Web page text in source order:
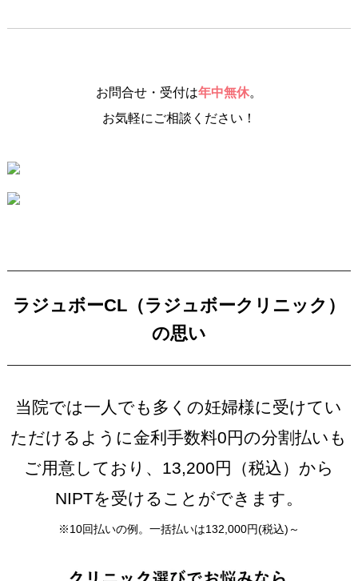
お問合せ・受付は年中無休。
お気軽にご相談ください！
ラジュボーCL（ラジュボークリニック）
の思い
当院では一人でも多くの妊婦様に受けてい
ただけるように金利手数料0円の分割払いも
ご用意しており、13,200円（税込）から
NIPTを受けることができます。
※10回払いの例。一括払いは132,000円(税込)～